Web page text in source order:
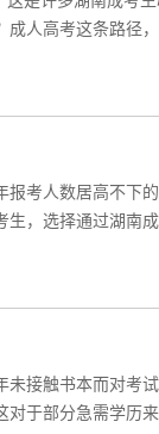
成人高考这条路径
考人数居高不下
生，选择通过湖南
接触书本而对考
对于部分急需学历